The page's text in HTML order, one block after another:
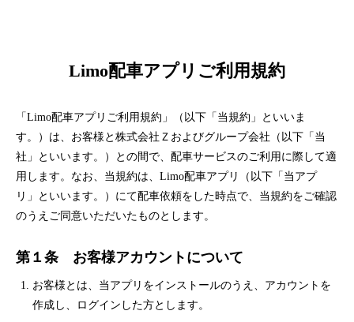
Limo配車アプリご利用規約
「Limo配車アプリご利用規約」（以下「当規約」といいま
す。）は、お客様と株式会社Ｚおよびグループ会社（以下「当
社」といいます。）との間で、配車サービスのご利用に際して適
用します。なお、当規約は、Limo配車アプリ（以下「当アプ
リ」といいます。）にて配車依頼をした時点で、当規約をご確認
のうえご同意いただいたものとします。
第１条 お客様アカウントについて
お客様とは、当アプリをインストールのうえ、アカウントを
作成し、ログインした方とします。